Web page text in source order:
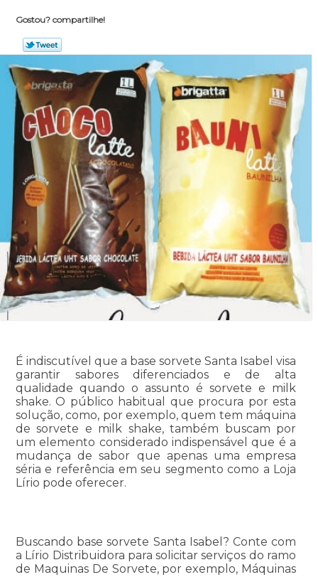
Gostou? compartilhe!
É indiscutível que a base sorvete Santa Isabel visa
garantir sabores diferenciados e de alta
qualidade quando o assunto é sorvete e milk
shake. O público habitual que procura por esta
solução, como, por exemplo, quem tem máquina
de sorvete e milk shake, também buscam por
um elemento considerado indispensável que é a
mudança de sabor que apenas uma empresa
séria e referência em seu segmento como a Loja
Lírio pode oferecer.
Buscando base sorvete Santa Isabel? Conte com
a Lírio Distribuidora para solicitar serviços do ramo
de Maquinas De Sorvete, por exemplo, Máquinas